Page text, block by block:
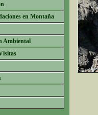
en Montaña
Ambiental